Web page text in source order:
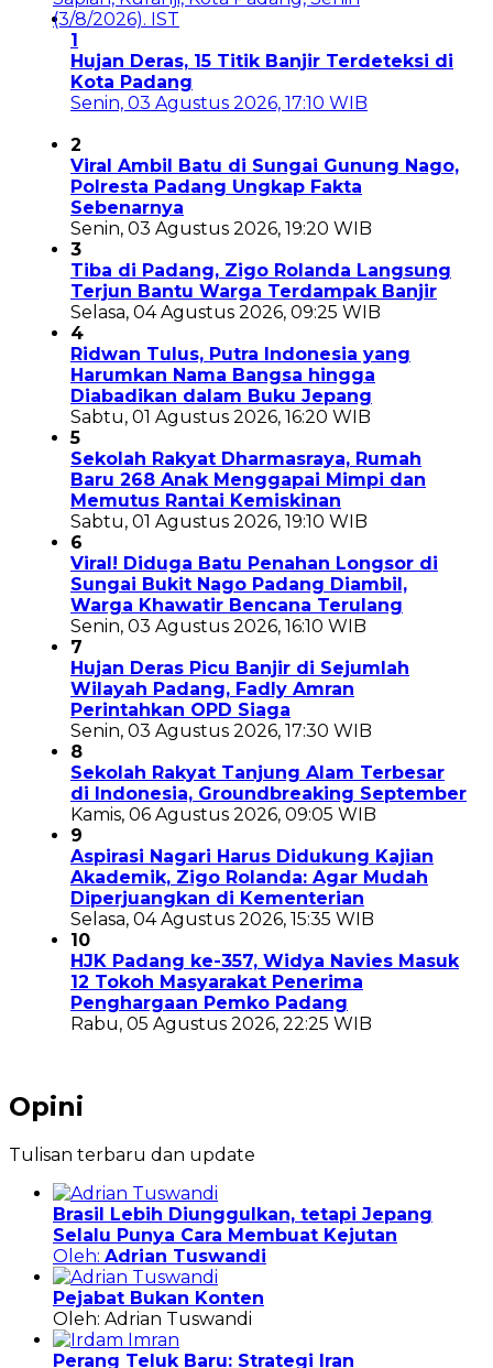
1
Hujan Deras, 15 Titik Banjir Terdeteksi di
Kota Padang
Senin, 03 Agustus 2026, 17:10 WIB
2
Viral Ambil Batu di Sungai Gunung Nago,
Polresta Padang Ungkap Fakta
Sebenarnya
Senin, 03 Agustus 2026, 19:20 WIB
3
Tiba di Padang, Zigo Rolanda Langsung
Terjun Bantu Warga Terdampak Banjir
Selasa, 04 Agustus 2026, 09:25 WIB
4
Ridwan Tulus, Putra Indonesia yang
Harumkan Nama Bangsa hingga
Diabadikan dalam Buku Jepang
Sabtu, 01 Agustus 2026, 16:20 WIB
5
Sekolah Rakyat Dharmasraya, Rumah
Baru 268 Anak Menggapai Mimpi dan
Memutus Rantai Kemiskinan
Sabtu, 01 Agustus 2026, 19:10 WIB
6
Viral! Diduga Batu Penahan Longsor di
Sungai Bukit Nago Padang Diambil,
Warga Khawatir Bencana Terulang
Senin, 03 Agustus 2026, 16:10 WIB
7
Hujan Deras Picu Banjir di Sejumlah
Wilayah Padang, Fadly Amran
Perintahkan OPD Siaga
Senin, 03 Agustus 2026, 17:30 WIB
8
Sekolah Rakyat Tanjung Alam Terbesar
di Indonesia, Groundbreaking September
Kamis, 06 Agustus 2026, 09:05 WIB
9
Aspirasi Nagari Harus Didukung Kajian
Akademik, Zigo Rolanda: Agar Mudah
Diperjuangkan di Kementerian
Selasa, 04 Agustus 2026, 15:35 WIB
10
HJK Padang ke-357, Widya Navies Masuk
12 Tokoh Masyarakat Penerima
Penghargaan Pemko Padang
Rabu, 05 Agustus 2026, 22:25 WIB
Opini
Tulisan terbaru dan update
Brasil Lebih Diunggulkan, tetapi Jepang
Selalu Punya Cara Membuat Kejutan
Oleh: Adrian Tuswandi
Pejabat Bukan Konten
Oleh: Adrian Tuswandi
Perang Teluk Baru: Strategi Iran